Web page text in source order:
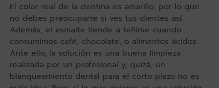
El color real de la dentina es amarillo, por lo que
no debes preocuparte si ves tus dientes así.
Además, el esmalte tiende a teñirse cuando
consumimos café, chocolate, o alimentos ácidos.
Ante ello, la solución es una buena limpieza
realizada por un profesional y, quizá, un
blanqueamiento dental para el corto plazo no es